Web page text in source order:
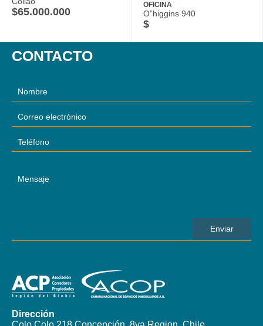
$65.000.000
OFICINA
O”higgins 940
$
CONTACTO
Dirección